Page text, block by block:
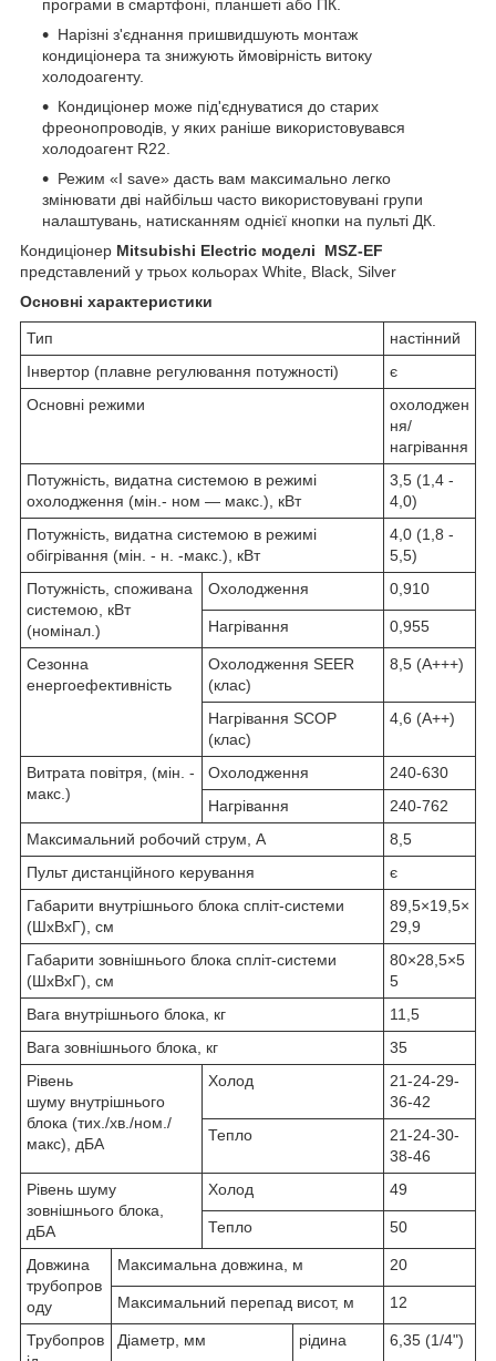
програми в смартфоні, планшеті або ПК.
Нарізні з'єднання пришвидшують монтаж
кондиціонера та знижують ймовірність витоку
холодоагенту.
Кондиціонер може під'єднуватися до старих
фреонопроводів, у яких раніше використовувався
холодоагент R22.
Режим «I save» дасть вам максимально легко
змінювати дві найбільш часто використовувані групи
налаштувань, натисканням однієї кнопки на пульті ДК.
Кондиціонер Mitsubishi Electric моделі MSZ-EF
представлений у трьох кольорах White, Black, Silver
Основні характеристики
Тип
настінний
Інвертор (плавне регулювання потужності)
є
Основні режими
охолоджен
ня/
нагрівання
Потужність, видатна системою в режимі
охолодження (мін.- ном — макс.), кВт
3,5 (1,4 -
4,0)
Потужність, видатна системою в режимі
обігрівання (мін. - н. -макс.), кВт
4,0 (1,8 -
5,5)
Потужність, споживана
системою, кВт
(номінал.)
Охолодження 0,910
Нагрівання 0,955
Сезонна
енергоефективність
Охолодження SEER
(клас)
8,5 (A+++)
Нагрівання SСOP
(клас)
4,6 (A++)
Витрата повітря, (мін. -
макс.)
Охолодження
240-630
Нагрівання
240-762
Максимальний робочий струм, А
8,5
Пульт дистанційного керування
є
Габарити внутрішнього блока спліт-системи
(ШxВxГ), см
89,5×19,5×
29,9
Габарити зовнішнього блока спліт-системи
(ШxВxГ), см
80×28,5×5
5
Вага внутрішнього блока, кг
11,5
Вага зовнішнього блока, кг
35
Рівень
шуму внутрішнього
блока (тих./хв./ном./
макс), дБА
Холод
21-24-29-
36-42
Тепло
21-24-30-
38-46
Рівень шуму
зовнішнього блока,
дБА
Холод 49
Тепло 50
Довжина
трубопров
оду
Максимальна довжина, м 20
Максимальний перепад висот, м 12
Трубопров
Діаметр, мм рідина 6,35 (1/4")